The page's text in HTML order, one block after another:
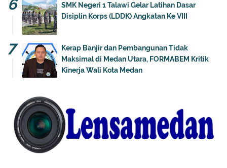
SMK Negeri 1 Talawi Gelar Latihan Dasar
Disiplin Korps (LDDK) Angkatan Ke VIII
Kerap Banjir dan Pembangunan Tidak
Maksimal di Medan Utara, FORMABEM Kritik
Kinerja Wali Kota Medan